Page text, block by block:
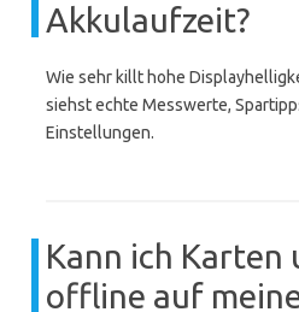
Akkulaufzeit?
Wie sehr killt hohe
siehst echte Messwerte,
Einstellungen.
Kann ich Karten
offline auf